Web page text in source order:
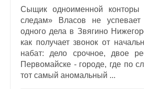
Сыщик одноименной
следам» Власов не успевает
одного дела в Звягино
как получает звонок от
набат: дело срочное, двое
Первомайске - городе, где по
тот самый аномальный ...